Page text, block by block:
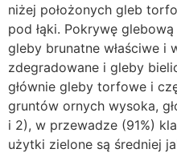
niżej położonych gleb
pod łąki. Pokrywę
gleby brunatne właściwe i
zdegradowane i gleby
głównie gleby torfowe i
gruntów ornych wysoka,
i 2), w przewadze (91%)
użytki zielone są średniej